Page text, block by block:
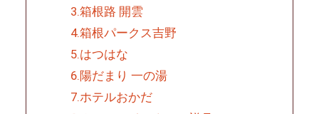
3.箱根路 開雲
4.箱根パークス吉野
5.はつはな
6.陽だまり 一の湯
7.ホテルおかだ